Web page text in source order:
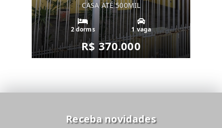
CASA ATÉ 500MIL
2 dorms 1 vaga
R$ 370.000
Receba novidades